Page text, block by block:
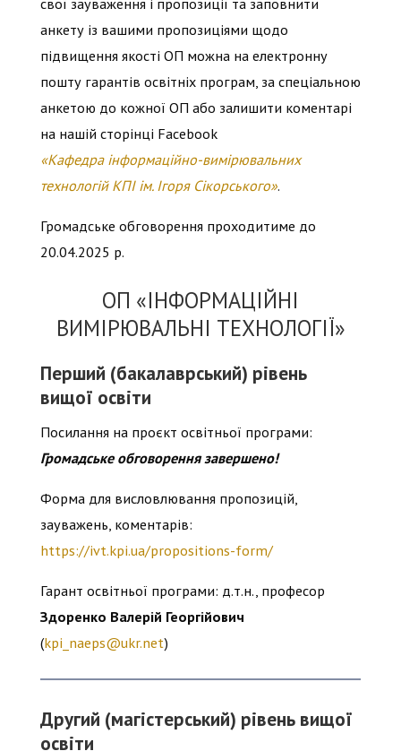
анкету із вашими пропозиціями щодо
підвищення якості ОП можна на електронну
пошту гарантів освітніх програм, за спеціальною
анкетою до кожної ОП або залишити коментарі
на нашій сторінці Facebook
«Кафедра інформаційно-вимірювальних
технологій КПІ ім. Ігоря Сікорського».
Громадське обговорення проходитиме до
20.04.2025 р.
ОП «ІНФОРМАЦІЙНІ
ВИМІРЮВАЛЬНІ ТЕХНОЛОГІЇ»
Перший (бакалаврський) рівень
вищої освіти
Посилання на проєкт освітньої програми:
Громадське обговорення завершено!
Форма для висловлювання пропозицій,
зауважень, коментарів:
https://ivt.kpi.ua/propositions-form/
Гарант освітньої програми: д.т.н., професор
Здоренко Валерій Георгійович
(kpi_naeps@ukr.net)
Другий (магістерський) рівень вищої
освіти